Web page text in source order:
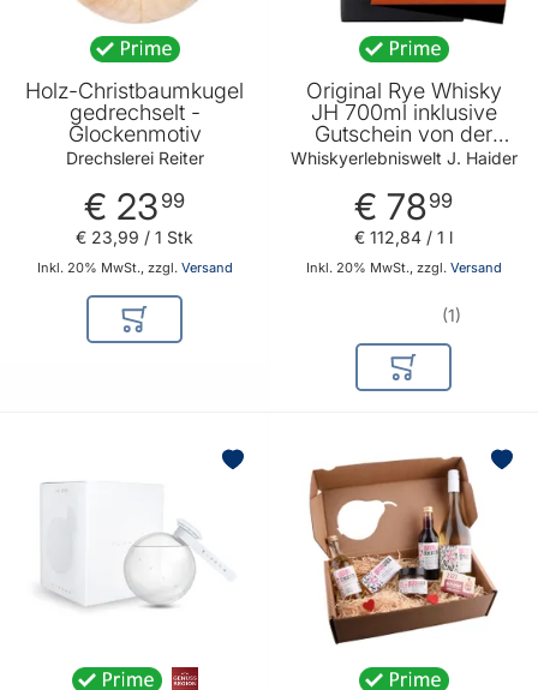
Holz-Christbaumkugel
gedrechselt -
Glockenmotiv
Drechslerei Reiter
€ 23 99
Inkl. 20% MwSt., zzgl. Versand
€ 23,99 / 1 Stk
In den Warenkorb
Original Rye Whisky
JH 700ml inklusive
Gutschein von der
Whiskyerlebniswelt
für Whisky Liebhaber
Whiskyerlebniswelt J. Haider
€ 7899
Inkl. 20% MwSt., zzgl. Versand
€ 112,84 / 1 l
1
In den